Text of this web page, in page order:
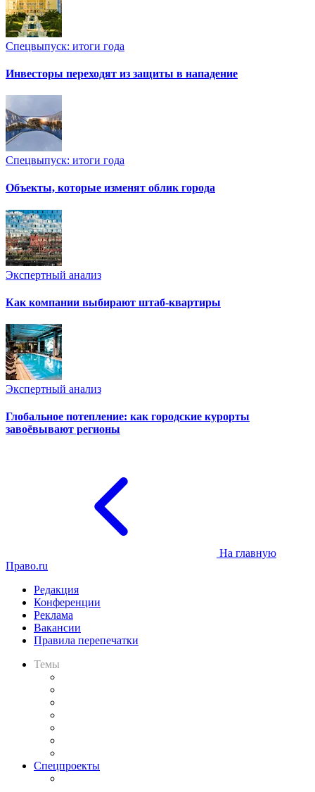
Спецвыпуск: итоги года
Инвесторы переходят из защиты в нападение
Спецвыпуск: итоги года
Объекты, которые изменят облик города
Экспертный анализ
Как компании выбирают штаб-квартиры
Экспертный анализ
Глобальное потепление: как городские курорты
завоёвывают регионы
На главную
Право.ru
Редакция
Конференции
Реклама
Вакансии
Правила перепечатки
Темы
Спецпроекты